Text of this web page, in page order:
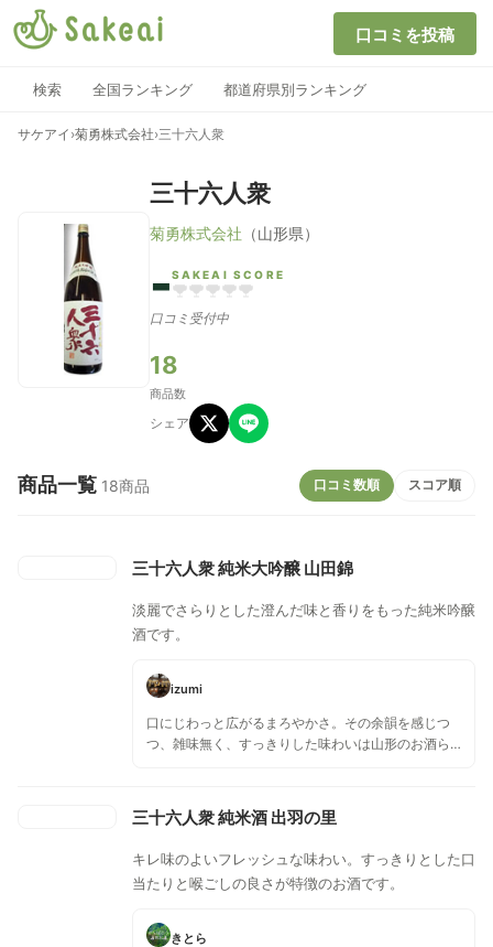
口コミを投稿
検索 全国ランキング 都道府県別ランキング
サケアイ ›菊勇株式会社›三十六人衆
三十六人衆
菊勇株式会社 （山形県）
-SAKEAI SCORE
口コミ受付中
18
商品数
シェア
商品一覧 18商品 口コミ数順 スコア順
三十六人衆 純米大吟醸 山田錦
淡麗でさらりとした澄んだ味と香りをもった純米吟醸
酒です。
izumi
口にじわっと広がるまろやかさ。その余韻を感じつ
つ、雑味無く、すっきりした味わいは山形のお酒ら
三十六人衆 純米酒 出羽の里
キレ味のよいフレッシュな味わい。すっきりとした口
当たりと喉ごしの良さが特徴のお酒です。
きとら